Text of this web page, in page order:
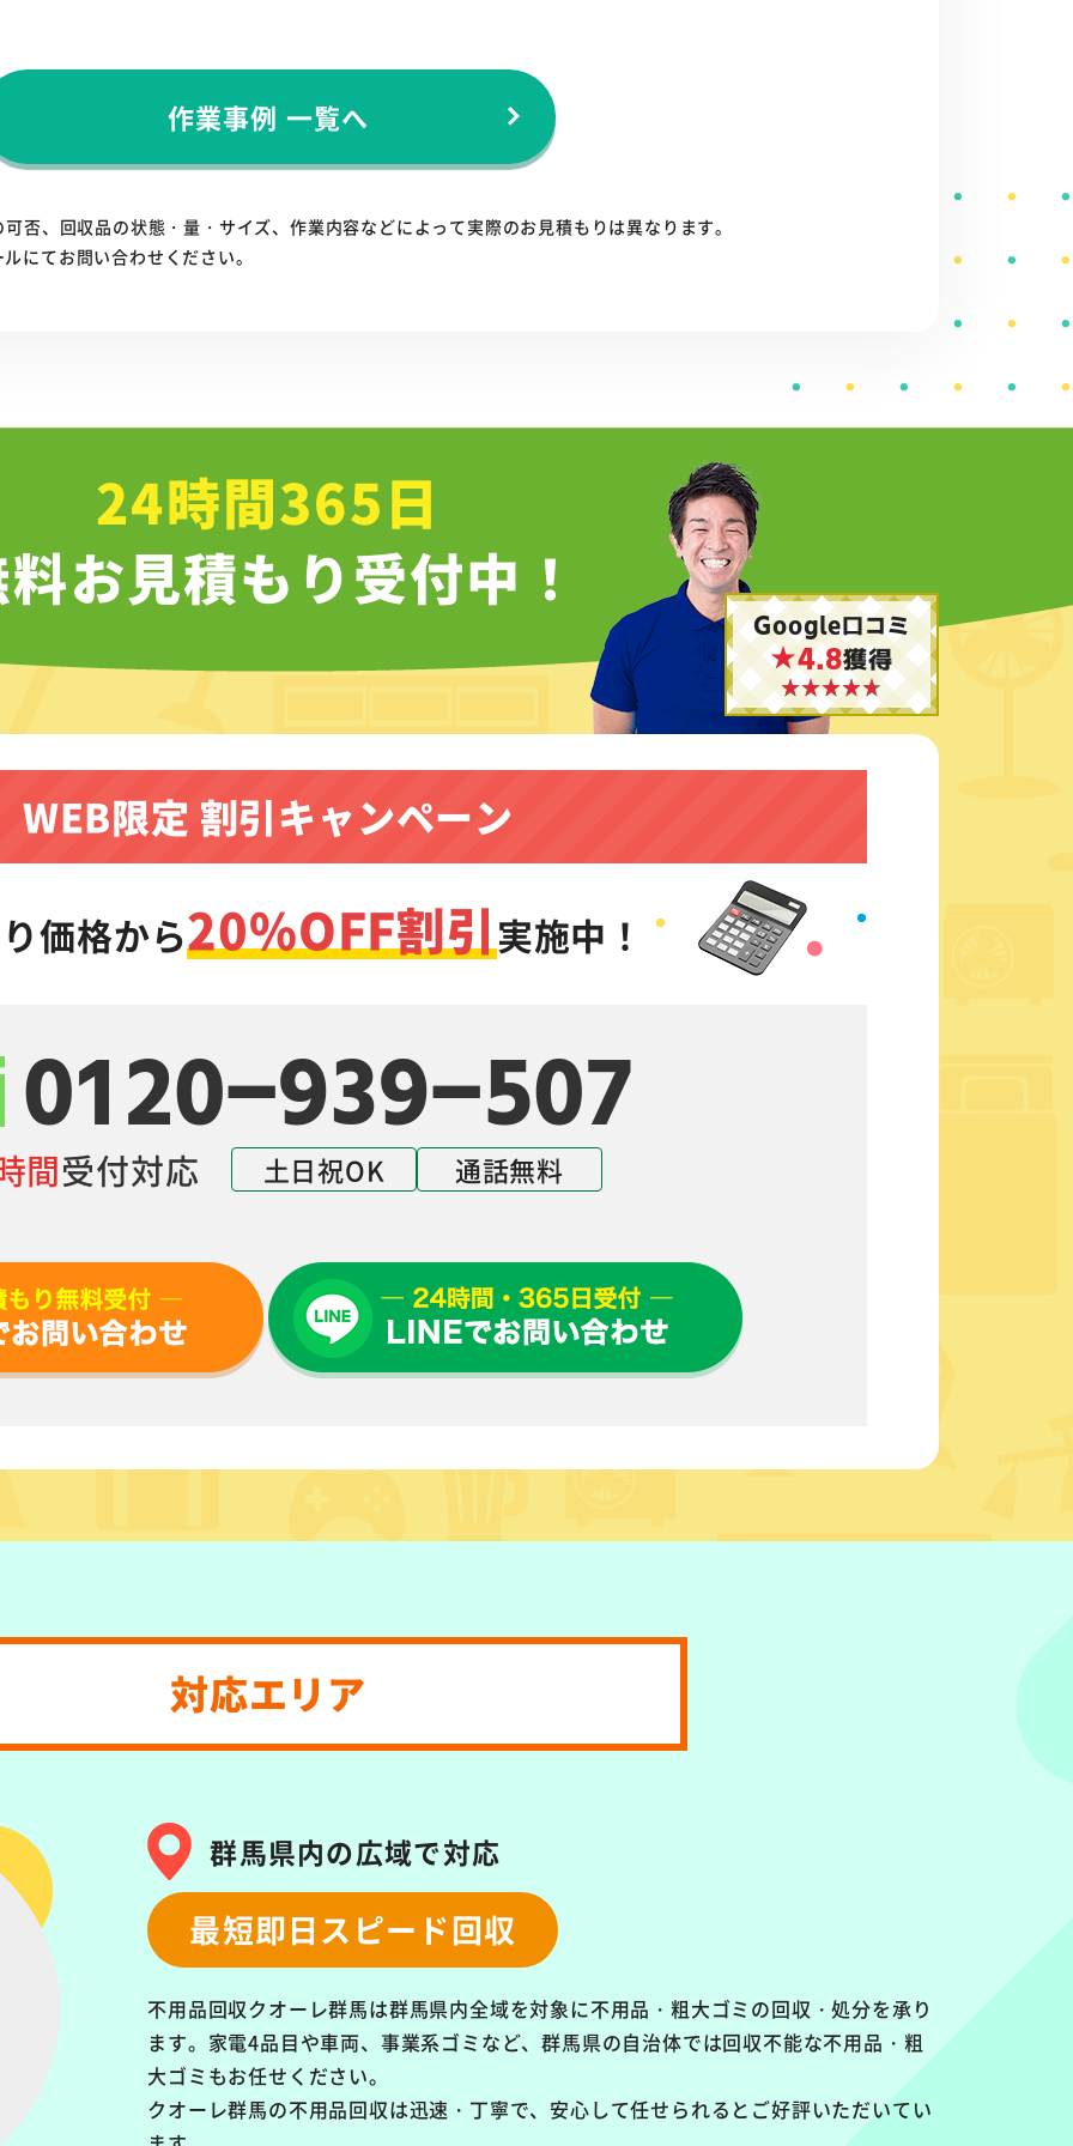
作業事例 一覧へ
否、回収品の状態・量・サイズ、作業内容などによって実際のお見積もりは異なります。
にてお問い合わせください。
24時間365日
お見積もり受付中！
Google口コミ
★4.8獲得
WEB限定 割引キャンペーン
価格から20%OFF割引実施中！
0120-939-507
間受付対応 土日祝OK 通話無料
対応エリア
群馬県内の広域で対応
最短即日スピード回収
不用品回収クオーレ群馬は群馬県内全域を対象に不用品・粗大ゴミの回収・処分を承り
ます。 家電4品目や車両、事業系ゴミなど、群馬県の自治体では回収不能な不用品・粗
大ゴミもお任せください。
クオーレ群馬の不用品回収は迅速・丁寧で、安心して任せられるとご好評いただいてい